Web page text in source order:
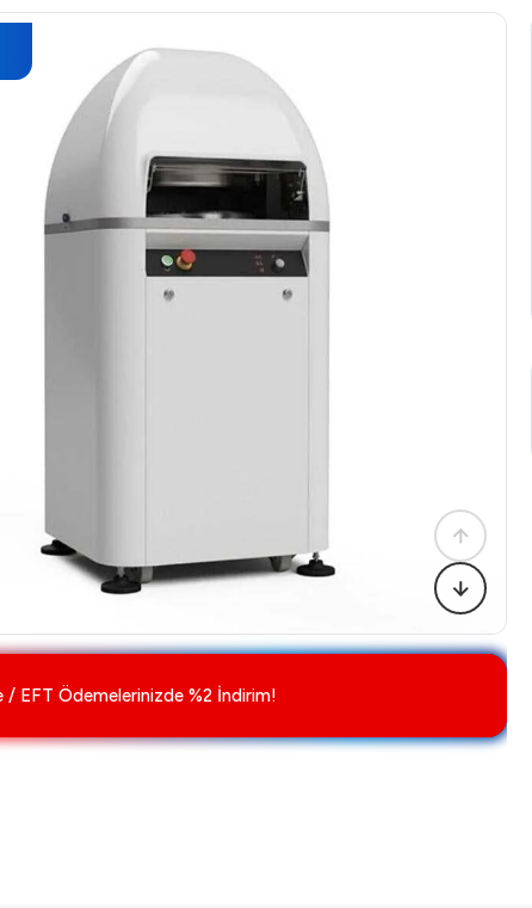
/ EFT Ödemelerinizde %2 İndirim!